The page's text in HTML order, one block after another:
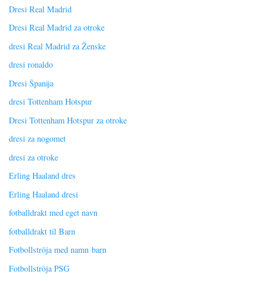
Dresi Real Madrid
Dresi Real Madrid za otroke
dresi Real Madrid za Ženske
dresi ronaldo
Dresi Španija
dresi Tottenham Hotspur
Dresi Tottenham Hotspur za otroke
dresi za nogomet
dresi za otroke
Erling Haaland dres
Erling Haaland dresi
fotballdrakt med eget navn
fotballdrakt til Barn
Fotbollströja med namn barn
Fotbollströja PSG